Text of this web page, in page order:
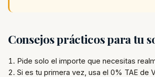
Consejos prácticos para tu
Pide solo el importe que necesitas
Si es tu primera vez, usa el 0% TAE de